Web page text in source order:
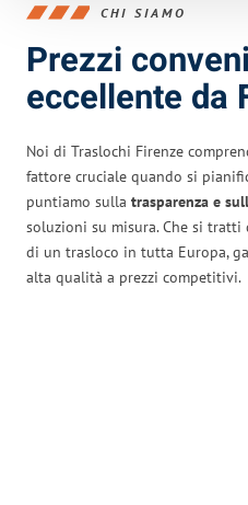
CHI SIAMO
Prezzi
eccellente da
Noi di Traslochi Firenze
fattore cruciale quando si
puntiamo sulla trasparenza e
soluzioni su misura. Che si
di un trasloco in tutta Europa,
alta qualità a prezzi competitivi.